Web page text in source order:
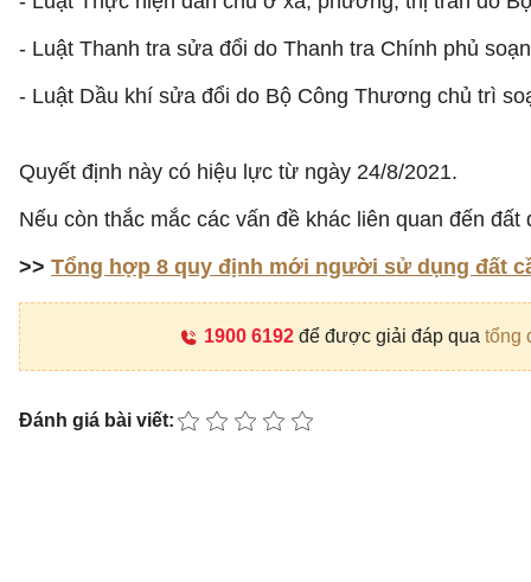
- Luật Thanh tra sửa đổi do Thanh tra Chính phủ
- Luật Dầu khí sửa đổi do Bộ Công Thương chủ trì
Quyết định này có hiệu lực từ ngày 24/8/2021.
Nếu còn thắc mắc các vấn đề khác liên quan đến
>> Tổng hợp 8 quy định mới người sử dụng đất
1900 6192để được giải đáp qua tổng
Đánh giá bài viết: